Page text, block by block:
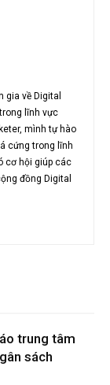
gia về Digital
lĩnh vực
mình tự hào
cứng trong lĩnh
cơ hội giúp các
đồng Digital
trung tâm
sách